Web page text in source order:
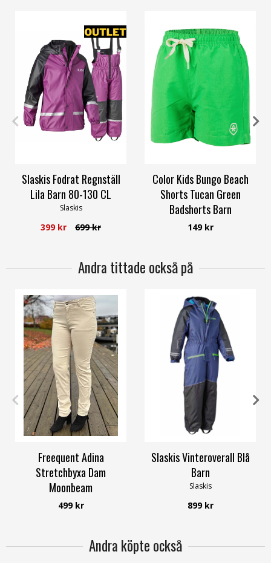
100
Slaskis Fodrat Regnställ
Lila Barn 80-130 CL
Slaskis
399 kr 699 kr
104 116 140
Color Kids Bungo Beach
Shorts Tucan Green
Badshorts Barn
Color Kids
149 kr
Andra tittade också på
S M XXL
Freequent Adina
Stretchbyxa Dam
Moonbeam
Freequent
499 kr
100 110
Slaskis Vinteroverall Blå
Barn
Slaskis
899 kr
Andra köpte också